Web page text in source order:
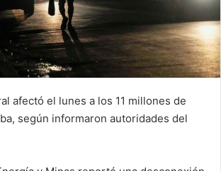
afectó el lunes a los 11 millones de
según informaron autoridades del